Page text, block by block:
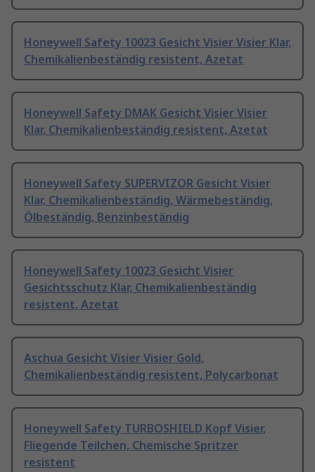
Honeywell Safety 10023 Gesicht Visier Visier Klar,
Chemikalienbeständig resistent, Azetat
Honeywell Safety DMAK Gesicht Visier Visier
Klar, Chemikalienbeständig resistent, Azetat
Honeywell Safety SUPERVIZOR Gesicht Visier
Klar, Chemikalienbeständig, Wärmebeständig,
Ölbeständig, Benzinbeständig
Honeywell Safety 10023 Gesicht Visier
Gesichtsschutz Klar, Chemikalienbeständig
resistent, Azetat
Aschua Gesicht Visier Visier Gold,
Chemikalienbeständig resistent, Polycarbonat
Honeywell Safety TURBOSHIELD Kopf Visier,
Fliegende Teilchen, Chemische Spritzer
resistent